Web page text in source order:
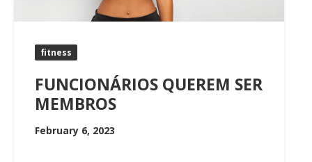
fitness
FUNCIONÁRIOS QUEREM SER
MEMBROS
February 6, 2023